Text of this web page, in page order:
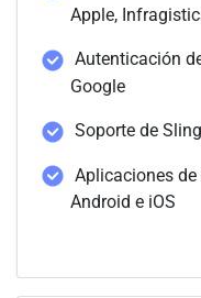
Apple,
Autenticación
Google
Soporte de
Aplicaciones de
Android e iOS